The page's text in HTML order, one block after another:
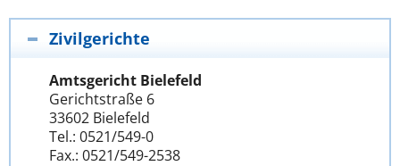
Zivilgerichte
Amtsgericht Bielefeld
Gerichtstraße 6
33602 Bielefeld
Tel.: 0521/549-0
Fax.: 0521/549-2538